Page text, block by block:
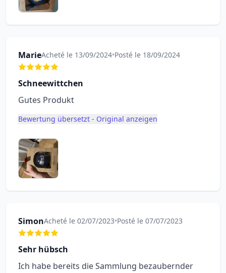
MarieAcheté le 13/09/2024•Posté le 18/09/2024
Schneewittchen
Gutes Produkt
Bewertung übersetzt - Original anzeigen
SimonAcheté le 02/07/2023•Posté le 07/07/2023
Sehr hübsch
Ich habe bereits die Sammlung bezaubernder